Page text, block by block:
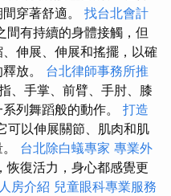
穿著舒適。 找台北會計
間有持續的身體接觸，但
伸展、伸展和搖擺，以確
放。 台北律師事務所推
、手掌、前臂、手肘、膝
列舞蹈般的動作。 打造
可以伸展關節、肌肉和肌
台北除白蟻專家 專業外
恢復活力，身心都感覺更
房介紹 兒童眼科專業服務